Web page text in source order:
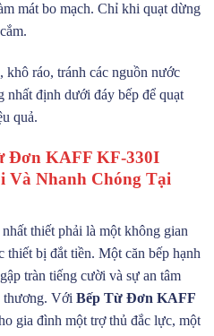
mát bo mạch. Chỉ khi quạt dừng
ráo, tránh các nguồn nước
nhất định dưới đáy bếp để quạt
quả.
Đơn KAFF KF-330I
Và Nhanh Chóng Tại
thiết phải là một không gian
thiết bị đắt tiền. Một căn bếp hạnh
tràn tiếng cười và sự an tâm
thương. Với Bếp Từ Đơn KAFF
gia đình một trợ thủ đắc lực, một